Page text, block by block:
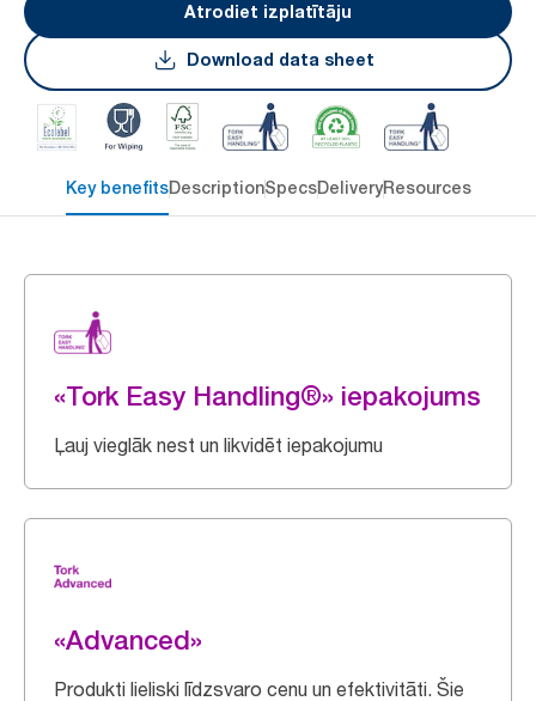
Atrodiet izplatītāju
Download data sheet
Key benefitsDescriptionSpecsDeliveryResources
«Tork Easy Handling®» iepakojums
Ļauj vieglāk nest un likvidēt iepakojumu
«Advanced»
Produkti lieliski līdzsvaro cenu un efektivitāti. Šie